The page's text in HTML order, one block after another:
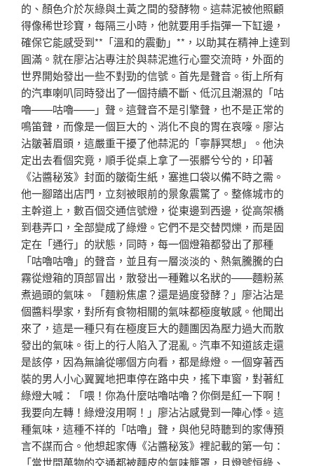
的、顏色介於灰綠與土黃之間的發酵物。這蒜泥被他照顧
得像稀世珍寶，每隔三小時，他就要用手指彈一下缸邊，
確保它能感受到**「溫和的震動」**，以助其在精神上達到
圓滿。就在廖沾沾專注於與蒜泥進行心靈交流時，外面的
世界開始發出一些不對勁的信號。首先是聲音。街上所有
的汽車喇叭同時發出了一個持續不斷、低沉且潮濕的「咕
嚕——咕嚕——」聲。這聲音不是引擎聲，也不是正常的
鳴笛聲，而像是一個巨大的、消化不良的胃在哀嚎。廖沾
沾皺著眉頭，這嚴重干擾了他蒜泥的「寧靜冥想」。他決
定出去看個究竟，順手從桌上拿了一張髒兮兮的，印著
《沾醬秘笈》封面的皺衛生紙，塞進口袋以備不時之需。
他一腳踏出店門，立刻被眼前的景象震驚了。整條城市的
主幹道上，數百個交通信號燈，從東邊到西邊，從高架橋
到巷弄口，全部變成了綠燈。它們不是交替閃爍，而是固
定在「通行」的狀態，同時，每一個燈箱都發出了那種
「咕嚕咕嚕」的聲音，並且有一層淡淡的、熱氣騰騰的白
霧從燈箱的頂部冒出，散發出一種難以名狀的——麵粉蒸
煮過頭的氣味。「麵粉焦慮？還是過度發酵？」廖沾沾是
個醬料學家，對所有食物相關的氣味都極度敏感。他聞出
來了，這是一種只有在極度巨大的麵團因為壓力過大而散
發出的氣味。街上的行人陷入了混亂。汽車不知道該走還
是該停，因為無論從哪個方向看，都是綠燈。一個穿著西
裝的男人小心翼翼地把車停在路中央，搖下車窗，對著紅
綠燈大喊：「喂！你為什麼咕嚕咕嚕？你倒是紅一下啊！
我要向左轉！綠燈沒用啊！」廖沾沾感覺到一陣心悸。這
種氣味，這種不祥的「咕嚕」聲，與他兒時聽到的家傳預
言不謀而合。他想起家傳《沾醬秘笈》裡記載的第一句：
「當世間萬物的交通都被麵皮的氣味籠罩，且燈號恒綠、